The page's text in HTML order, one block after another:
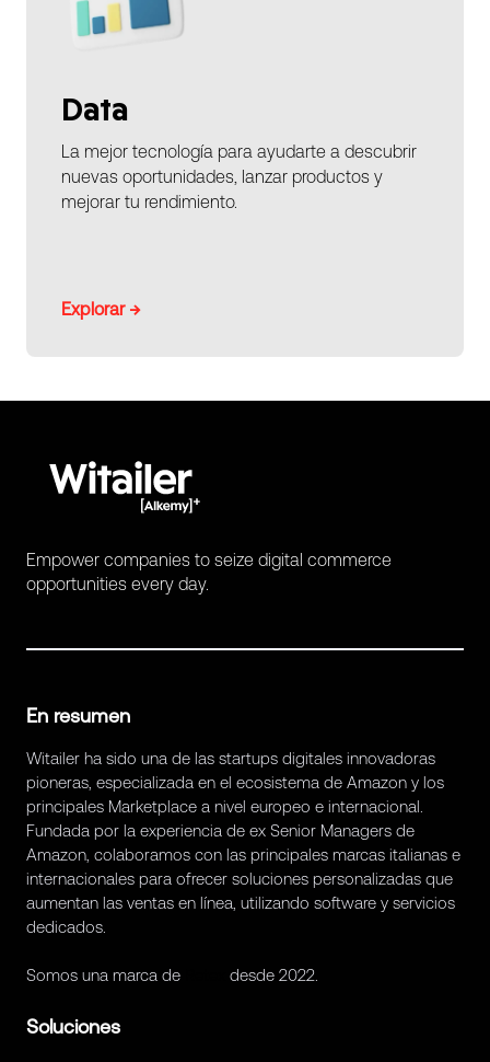
Data
La mejor tecnología para ayudarte a descubrir
nuevas oportunidades, lanzar productos y
mejorar tu rendimiento.
Explorar →
Empower companies to seize digital commerce
opportunities every day.
En resumen
Witailer ha sido una de las startups digitales innovadoras
pioneras, especializada en el ecosistema de Amazon y los
principales Marketplace a nivel europeo e internacional.
Fundada por la experiencia de ex Senior Managers de
Amazon, colaboramos con las principales marcas italianas e
internacionales para ofrecer soluciones personalizadas que
aumentan las ventas en línea, utilizando software y servicios
dedicados.
Somos una marca de desde 2022.
Soluciones